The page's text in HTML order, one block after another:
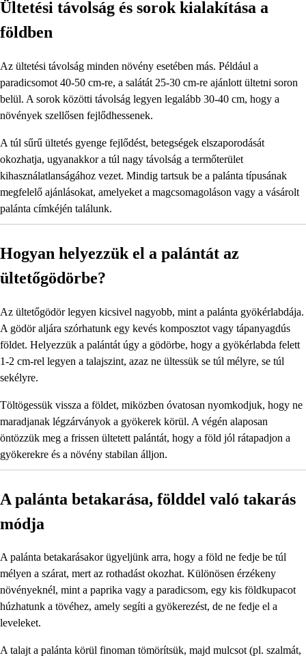
Ültetési távolság és sorok kialakítása a
földben
Az ültetési távolság minden növény esetében más. Például a
paradicsomot 40-50 cm-re, a salátát 25-30 cm-re ajánlott ültetni soron
belül. A sorok közötti távolság legyen legalább 30-40 cm, hogy a
növények szellősen fejlődhessenek.
A túl sűrű ültetés gyenge fejlődést, betegségek elszaporodását
okozhatja, ugyanakkor a túl nagy távolság a termőterület
kihasználatlanságához vezet. Mindig tartsuk be a palánta típusának
megfelelő ajánlásokat, amelyeket a magcsomagoláson vagy a vásárolt
palánta címkéjén találunk.
Hogyan helyezzük el a palántát az
ültetőgödörbe?
Az ültetőgödör legyen kicsivel nagyobb, mint a palánta gyökérlabdája.
A gödör aljára szórhatunk egy kevés komposztot vagy tápanyagdús
földet. Helyezzük a palántát úgy a gödörbe, hogy a gyökérlabda felett
1-2 cm-rel legyen a talajszint, azaz ne ültessük se túl mélyre, se túl
sekélyre.
Töltögessük vissza a földet, miközben óvatosan nyomkodjuk, hogy ne
maradjanak légzárványok a gyökerek körül. A végén alaposan
öntözzük meg a frissen ültetett palántát, hogy a föld jól rátapadjon a
gyökerekre és a növény stabilan álljon.
A palánta betakarása, földdel való takarás
módja
A palánta betakarásakor ügyeljünk arra, hogy a föld ne fedje be túl
mélyen a szárat, mert az rothadást okozhat. Különösen érzékeny
növényeknél, mint a paprika vagy a paradicsom, egy kis földkupacot
húzhatunk a tövéhez, amely segíti a gyökerezést, de ne fedje el a
leveleket.
A talajt a palánta körül finoman tömörítsük, majd mulcsot (pl. szalmát,